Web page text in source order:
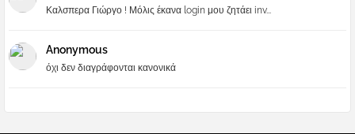
Καλσπερα Γιώργο ! Μόλις έκανα login μου ζητάει inv...
Anonymous
όχι δεν διαγράφονται κανονικά